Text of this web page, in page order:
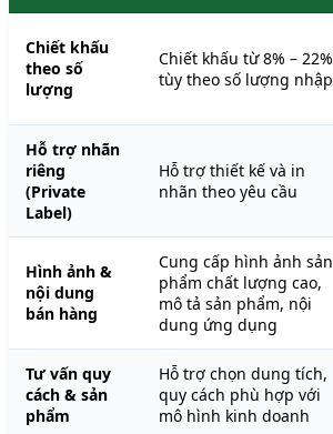
Chiết khấu
theo số
lượng
Chiết khấu từ 8% – 22%
tùy theo số lượng nhập
Hỗ trợ nhãn
riêng
(Private
Label)
Hỗ trợ thiết kế và in
nhãn theo yêu cầu
Hình ảnh &
nội dung
bán hàng
Cung cấp hình ảnh sản
phẩm chất lượng cao,
mô tả sản phẩm, nội
dung ứng dụng
Tư vấn quy
cách & sản
phẩm
Hỗ trợ chọn dung tích,
quy cách phù hợp với
mô hình kinh doanh